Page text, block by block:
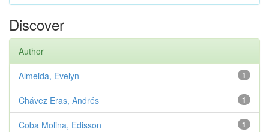
Discover
Author
1
Almeida, Evelyn
1
Chávez Eras, Andrés
1
Coba Molina, Edisson